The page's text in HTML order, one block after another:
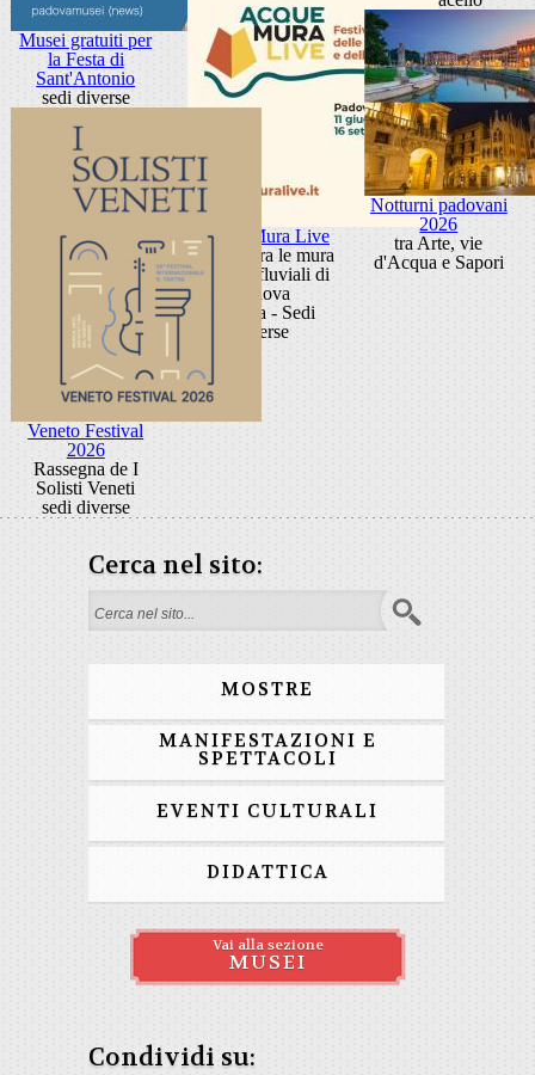
Musei gratuiti per
la Festa di
Sant'Antonio
sedi diverse
Acque Mura Live
Festival tra le mura
e i porti fluviali di
Padova
Padova - Sedi
diverse
Notturni padovani
2026
tra Arte, vie
d'Acqua e Sapori
Veneto Festival
2026
Rassegna de I
Solisti Veneti
sedi diverse
Cerca nel sito:
Form di ricerca
MOSTRE
MANIFESTAZIONI E
SPETTACOLI
EVENTI CULTURALI
DIDATTICA
Vai alla sezione
MUSEI
Condividi su: